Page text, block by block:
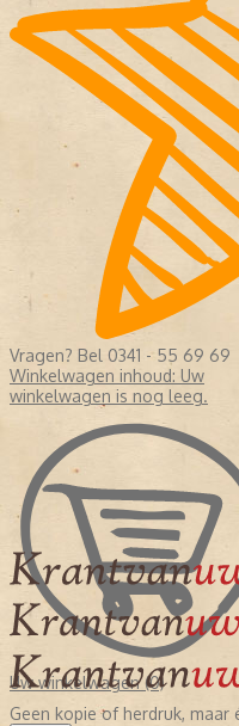
Vragen? Bel 0341 - 55 69 69
Winkelwagen inhoud: Uw
winkelwagen is nog leeg.
Uw winkelwagen (0)
Geen kopie of herdruk, maar